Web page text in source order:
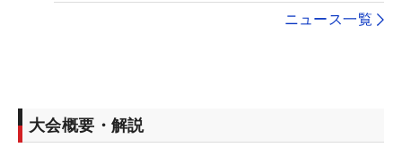
ニュース一覧
大会概要・解説